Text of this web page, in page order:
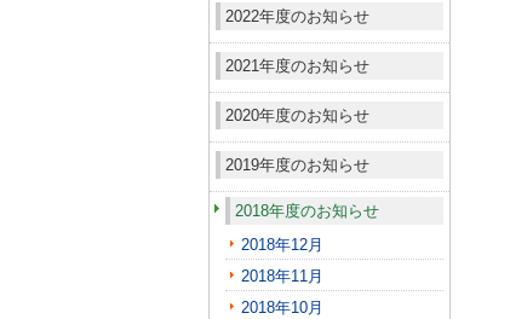
2022年度のお知らせ
2021年度のお知らせ
2020年度のお知らせ
2019年度のお知らせ
2018年度のお知らせ
2018年12月
2018年11月
2018年10月